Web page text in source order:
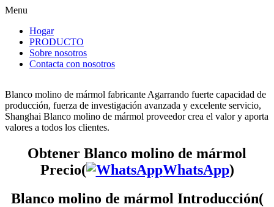
Menu
Hogar
PRODUCTO
Sobre nosotros
Contacta con nosotros
Blanco molino de mármol fabricante Agarrando fuerte capacidad de
producción, fuerza de investigación avanzada y excelente servicio,
Shanghai Blanco molino de mármol proveedor crea el valor y aporta
valores a todos los clientes.
Obtener Blanco molino de mármol
Precio(
WhatsApp)
Blanco molino de mármol Introducción(